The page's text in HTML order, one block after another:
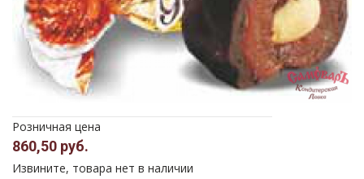
Розничная цена
860,50 руб.
Извините, товара нет в наличии